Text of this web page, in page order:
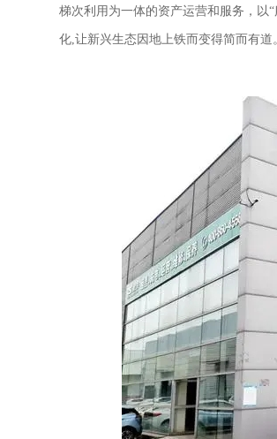
梯次利用为一体的资产运营和服务，以
化,让新兴生态因地上铁而变得简而有道